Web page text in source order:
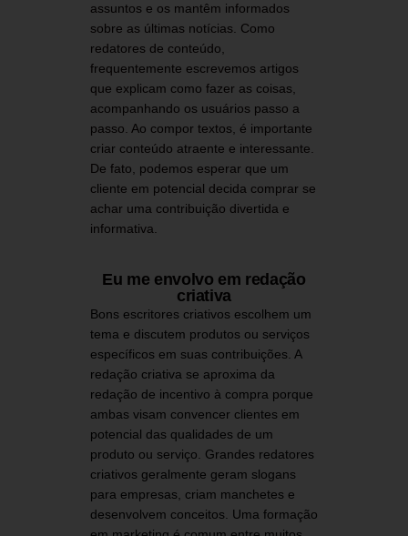
assuntos e os mantêm informados
sobre as últimas notícias. Como
redatores de conteúdo,
frequentemente escrevemos artigos
que explicam como fazer as coisas,
acompanhando os usuários passo a
passo. Ao compor textos, é importante
criar conteúdo atraente e interessante.
De fato, podemos esperar que um
cliente em potencial decida comprar se
achar uma contribuição divertida e
informativa.
Eu me envolvo em redação
criativa
Bons escritores criativos escolhem um
tema e discutem produtos ou serviços
específicos em suas contribuições. A
redação criativa se aproxima da
redação de incentivo à compra porque
ambas visam convencer clientes em
potencial das qualidades de um
produto ou serviço. Grandes redatores
criativos geralmente geram slogans
para empresas, criam manchetes e
desenvolvem conceitos. Uma formação